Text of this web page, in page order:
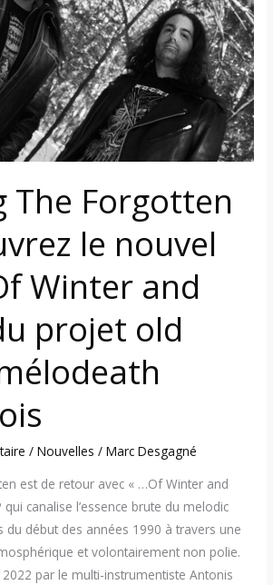
The Forgotten
le nouvel
Winter and
projet old
/Nouvelles /Marc Desgagné
est de retour avec « …Of Winter and
qui canalise l’essence brute du melodic
du début des années 1990 à travers une
et volontairement non polie.
2022 par le multi-instrumentiste Antonis